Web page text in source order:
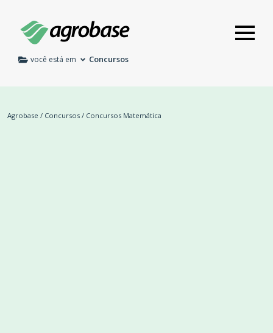
você está em Concursos
Agrobase / Concursos / Concursos Matemática